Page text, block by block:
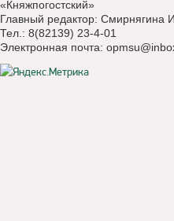
«Княжпогостский»
Главный редактор: Смирнягина
Тел.: 8(82139) 23-4-01
Электронная почта: